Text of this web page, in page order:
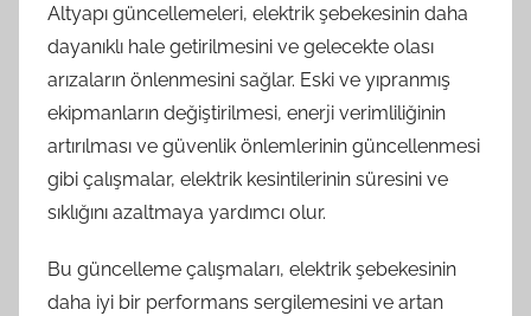
Altyapı güncellemeleri, elektrik şebekesinin daha
dayanıklı hale getirilmesini ve gelecekte olası
arızaların önlenmesini sağlar. Eski ve yıpranmış
ekipmanların değiştirilmesi, enerji verimliliğinin
artırılması ve güvenlik önlemlerinin güncellenmesi
gibi çalışmalar, elektrik kesintilerinin süresini ve
sıklığını azaltmaya yardımcı olur.
Bu güncelleme çalışmaları, elektrik şebekesinin
daha iyi bir performans sergilemesini ve artan